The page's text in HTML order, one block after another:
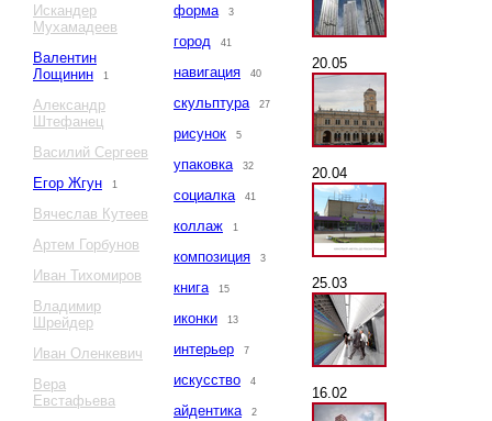
Искандер
Мухамадеев
Валентин
Лощинин
1
Александр
Штефанец
Василий Сергеев
Егор Жгун
1
Вячеслав Кутеев
Артем Горбунов
Иван Тихомиров
Владимир
Шрейдер
Иван Оленкевич
Вера
Евстафьева
форма 3
город 41
навигация 40
скульптура 27
рисунок 5
упаковка 32
социалка 41
коллаж 1
композиция 3
книга 15
иконки 13
интерьер 7
искусство 4
айдентика 2
20.05
20.04
25.03
16.02